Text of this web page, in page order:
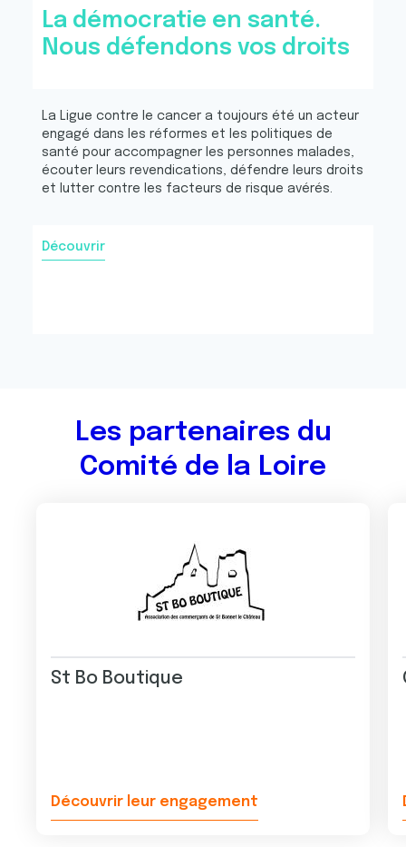
La démocratie en santé.
Nous défendons vos droits
La Ligue contre le cancer a toujours été un acteur
engagé dans les réformes et les politiques de
santé pour accompagner les personnes malades,
écouter leurs revendications, défendre leurs droits
et lutter contre les facteurs de risque avérés.
Découvrir
Les partenaires du
Comité de la Loire
St Bo Boutique
Découvrir leur engagement